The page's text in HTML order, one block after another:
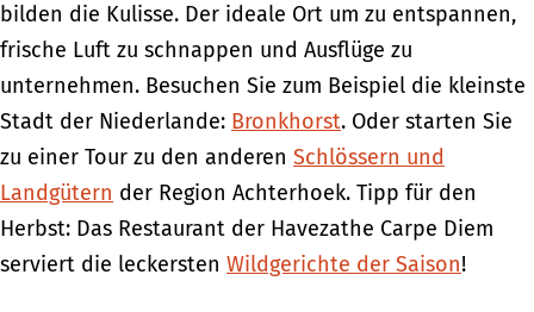
bilden die Kulisse. Der ideale Ort um zu entspannen,
frische Luft zu schnappen und Ausflüge zu
unternehmen. Besuchen Sie zum Beispiel die kleinste
Stadt der Niederlande: Bronkhorst. Oder starten Sie
zu einer Tour zu den anderen Schlössern und
Landgütern der Region Achterhoek. Tipp für den
Herbst: Das Restaurant der Havezathe Carpe Diem
serviert die leckersten Wildgerichte der Saison!